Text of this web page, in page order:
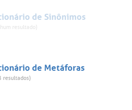
de Sinônimos
resultado)
de Metáforas
resultados)